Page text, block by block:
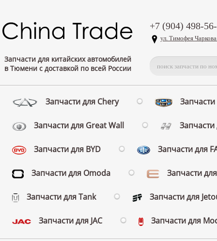
Запчасти для китайских автомобилей
в Тюмени с доставкой по всей России
+7 (904) 498-
ул. Тимофея
Запчасти для Chery
Запчасти для Great Wall
Запчасти для BYD Запчасти для
Запчасти для Omoda Запчасти
Запчасти для Tank Запчасти для
Запчасти для JAC Запчасти для